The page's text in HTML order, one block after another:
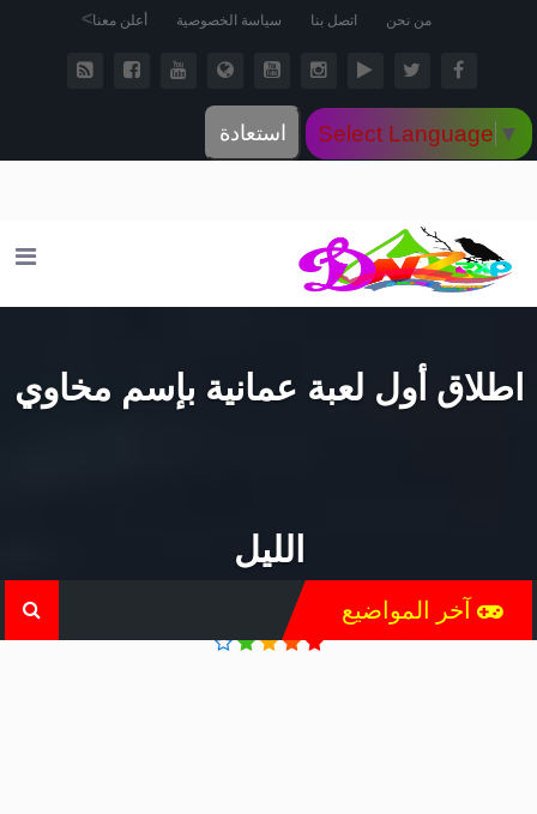
من نحن اتصل بنا سياسة الخصوصية أعلن معنا>
Select Language ▼ استعادة
اطلاق أول لعبة عمانية بإسم مخاوي
الليل
آخر المواضيع